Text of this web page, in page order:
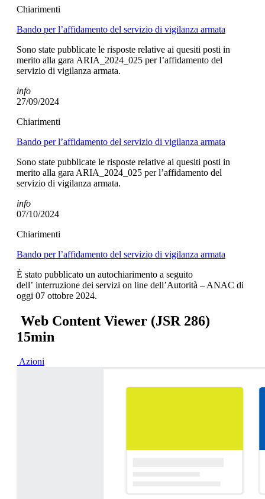
Chiarimenti
Bando per l’affidamento del servizio di vigilanza armata
Sono state pubblicate le risposte relative ai quesiti posti in
merito alla gara ARIA_2024_025 per l’affidamento del
servizio di vigilanza armata.
info
27/09/2024
Chiarimenti
Bando per l’affidamento del servizio di vigilanza armata
Sono state pubblicate le risposte relative ai quesiti posti in
merito alla gara ARIA_2024_025 per l’affidamento del
servizio di vigilanza armata.
info
07/10/2024
Chiarimenti
Bando per l’affidamento del servizio di vigilanza armata
È stato pubblicato un autochiarimento a seguito
dell’ interruzione dei servizi on line dell’Autorità – ANAC di
oggi 07 ottobre 2024.
Web Content Viewer (JSR 286)
15min
Azioni